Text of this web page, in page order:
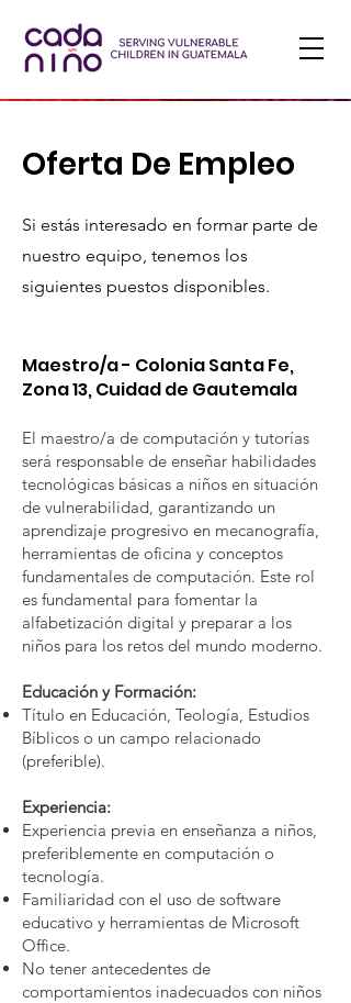
Oferta De Empleo
Si estás interesado en formar parte de
nuestro equipo, tenemos los
siguientes puestos disponibles.
Maestro/a - Colonia Santa Fe,
Zona 13, Cuidad de Gautemala
El maestro/a de computación y tutorías
será responsable de enseñar habilidades
tecnológicas básicas a niños en situación
de vulnerabilidad, garantizando un
aprendizaje progresivo en mecanografía,
herramientas de oficina y conceptos
fundamentales de computación. Este rol
es fundamental para fomentar la
alfabetización digital y preparar a los
niños para los retos del mundo moderno.
Educación y Formación:
Título en Educación, Teología, Estudios
Bíblicos o un campo relacionado
(preferible).
Experiencia:
Experiencia previa en enseñanza a niños,
preferiblemente en computación o
tecnología.
Familiaridad con el uso de software
educativo y herramientas de Microsoft
Office.
No tener antecedentes de
comportamientos inadecuados con niños